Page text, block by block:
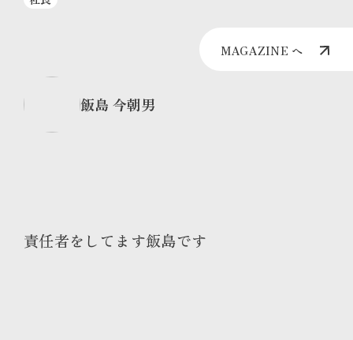
MAGAZINE へ
飯島 今朝男
責任者をしてます飯島です